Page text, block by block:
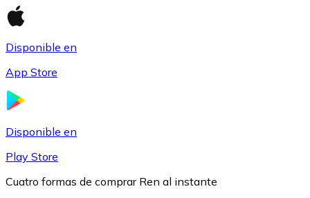
Disponible en
App Store
Disponible en
Play Store
Cuatro formas de comprar Ren al instante